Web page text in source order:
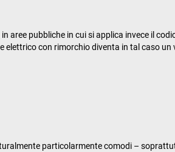
in aree pubbliche in cui si applica invece il
con rimorchio diventa in tal caso un
particolarmente comodi –